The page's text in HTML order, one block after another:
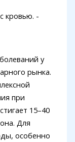
у
рынка.
при
15–40
Для
особенно